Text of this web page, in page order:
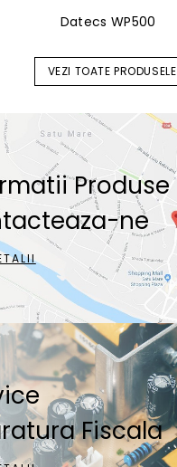
Datecs WP500
VEZI TOATE PRODUSELE
Produse
ne
Fiscala